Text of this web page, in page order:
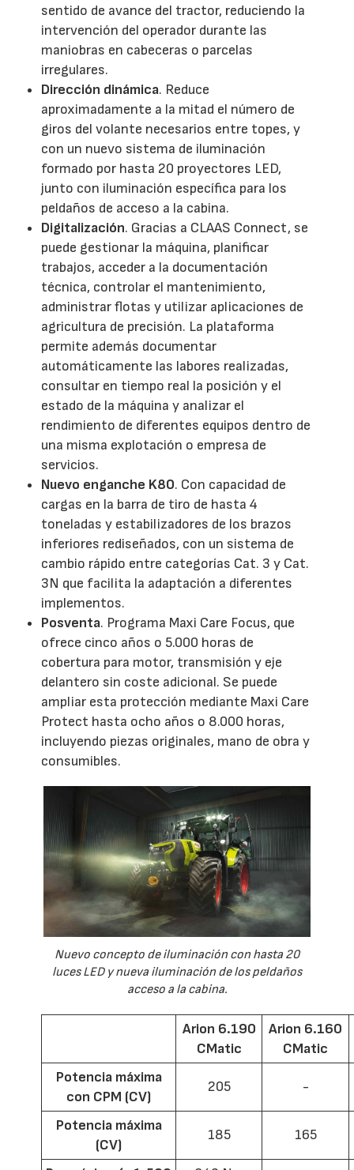
sentido de avance del tractor, reduciendo la
intervención del operador durante las
maniobras en cabeceras o parcelas
irregulares.
Dirección dinámica. Reduce
aproximadamente a la mitad el número de
giros del volante necesarios entre topes, y
con un nuevo sistema de iluminación
formado por hasta 20 proyectores LED,
junto con iluminación específica para los
peldaños de acceso a la cabina.
Digitalización. Gracias a CLAAS Connect, se
puede gestionar la máquina, planificar
trabajos, acceder a la documentación
técnica, controlar el mantenimiento,
administrar flotas y utilizar aplicaciones de
agricultura de precisión. La plataforma
permite además documentar
automáticamente las labores realizadas,
consultar en tiempo real la posición y el
estado de la máquina y analizar el
rendimiento de diferentes equipos dentro de
una misma explotación o empresa de
servicios.
Nuevo enganche K80. Con capacidad de
cargas en la barra de tiro de hasta 4
toneladas y estabilizadores de los brazos
inferiores rediseñados, con un sistema de
cambio rápido entre categorías Cat. 3 y Cat.
3N que facilita la adaptación a diferentes
implementos.
Posventa. Programa Maxi Care Focus, que
ofrece cinco años o 5.000 horas de
cobertura para motor, transmisión y eje
delantero sin coste adicional. Se puede
ampliar esta protección mediante Maxi Care
Protect hasta ocho años o 8.000 horas,
incluyendo piezas originales, mano de obra y
consumibles.
Nuevo concepto de iluminación con hasta 20
luces LED y nueva iluminación de los peldaños
acceso a la cabina.
Arion 6.190
CMatic
Arion 6.160
CMatic
Potencia máxima
con CPM (CV)
205 -
Potencia máxima
(CV)
185 165